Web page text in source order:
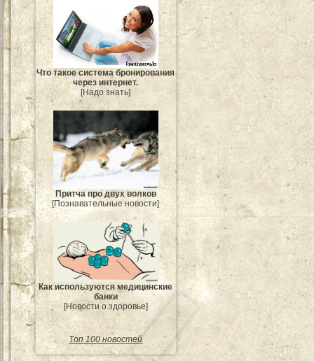
Что такое система бронирования
через интернет.
[Надо знать]
Притча про двух волков
[Познавательные новости]
Как используются медицинские
банки
[Новости о здоровье]
Топ 100 новостей